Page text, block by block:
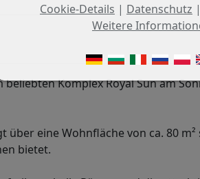
Komplex Royal Sun am
eine Wohnfläche von ca. 80
bietet.
Cookie-Details | Datenschutz |
Weitere